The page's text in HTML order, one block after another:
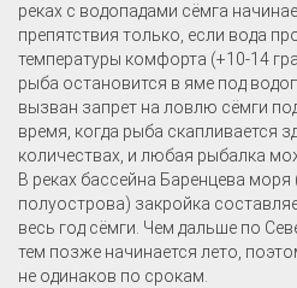
реках с водопадами сёмга
препятствия только, если вода
температуры комфорта (+10-14
рыба остановится в яме под
вызван запрет на ловлю сёмги
время, когда рыба скапливается
количествах, и любая рыбалка
В реках бассейна Баренцева
полуострова) закройка
весь год сёмги. Чем дальше по
тем позже начинается лето,
не одинаков по срокам.